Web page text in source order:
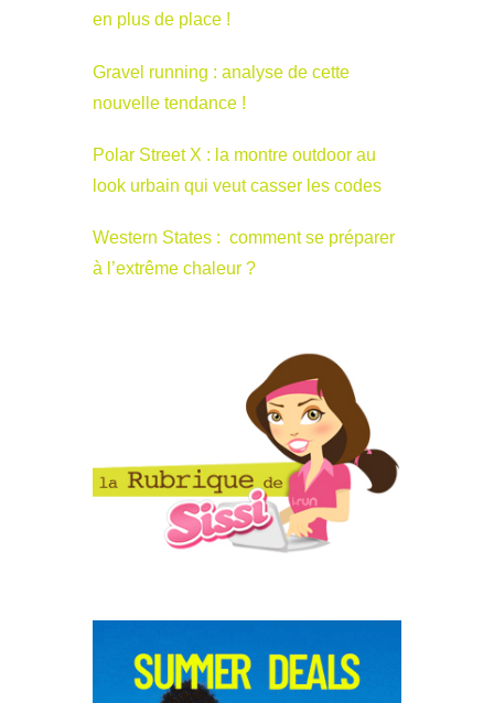
en plus de place !
Gravel running : analyse de cette
nouvelle tendance !
Polar Street X : la montre outdoor au
look urbain qui veut casser les codes
Western States : comment se préparer
à l’extrême chaleur ?